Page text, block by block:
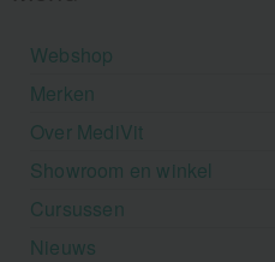
Webshop
Merken
Over MediVit
Showroom en winkel
Cursussen
Nieuws